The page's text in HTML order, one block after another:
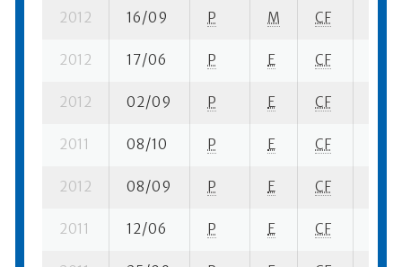
2012 16/09 P M CF
2012 17/06 P E CF
2012 02/09 P E CF
2011 08/10 P E CF
2012 08/09 P E CF
2011 12/06 P E CF